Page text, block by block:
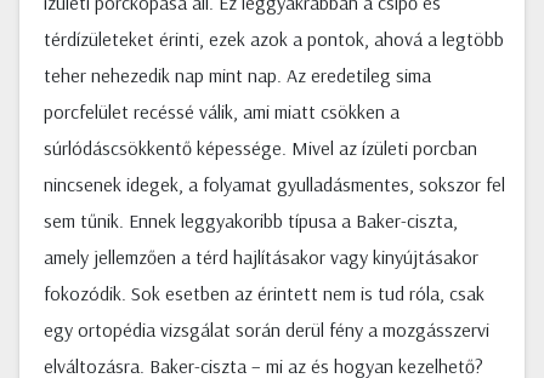
térdízületeket érinti, ezek azok a pontok, ahová a legtöbb
teher nehezedik nap mint nap. Az eredetileg sima
porcfelület recéssé válik, ami miatt csökken a
súrlódáscsökkentő képessége. Mivel az ízületi porcban
nincsenek idegek, a folyamat gyulladásmentes, sokszor fel
sem tűnik. Ennek leggyakoribb típusa a Baker-ciszta,
amely jellemzően a térd hajlításakor vagy kinyújtásakor
fokozódik. Sok esetben az érintett nem is tud róla, csak
egy ortopédia vizsgálat során derül fény a mozgásszervi
elváltozásra. Baker-ciszta – mi az és hogyan kezelhető?